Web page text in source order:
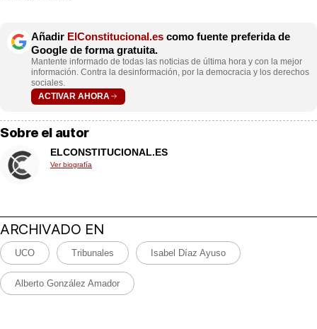
Añadir ElConstitucional.es como fuente preferida de
Google de forma gratuita.
Mantente informado de todas las noticias de última hora y con la mejor
información. Contra la desinformación, por la democracia y los derechos
sociales.
ACTIVAR AHORA
Sobre el autor
ELCONSTITUCIONAL.ES
Ver biografía
ARCHIVADO EN
UCO Tribunales Isabel Díaz Ayuso
Alberto González Amador